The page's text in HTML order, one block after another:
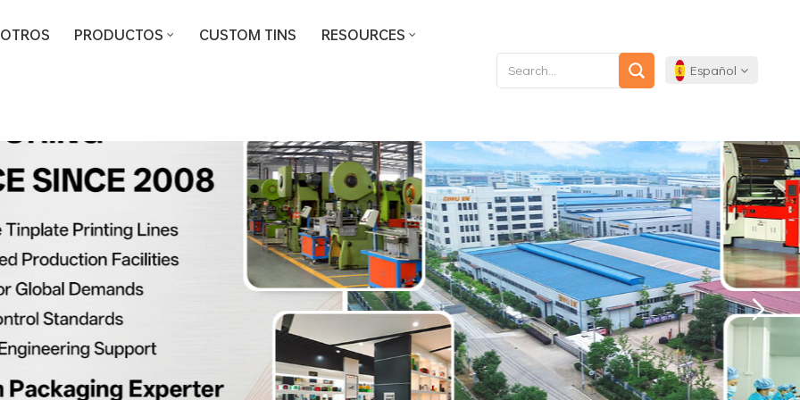
PRODUCTOS CUSTOM TINS RESOURCES
Español
English
Français
Deutsch
Español
Português